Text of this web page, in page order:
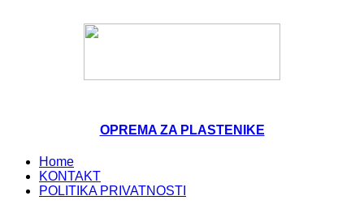
OPREMA ZA PLASTENIKE
Home
KONTAKT
POLITIKA PRIVATNOSTI